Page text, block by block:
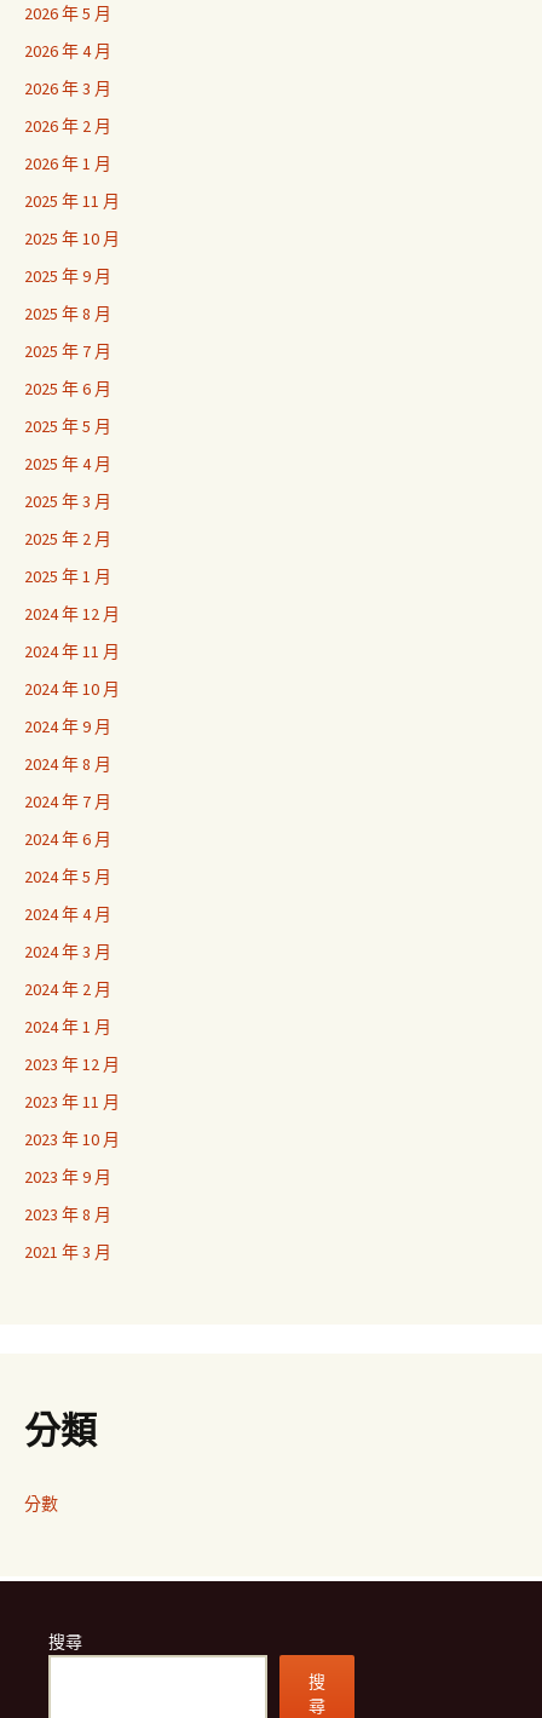
2026 年 5 月
2026 年 4 月
2026 年 3 月
2026 年 2 月
2026 年 1 月
2025 年 11 月
2025 年 10 月
2025 年 9 月
2025 年 8 月
2025 年 7 月
2025 年 6 月
2025 年 5 月
2025 年 4 月
2025 年 3 月
2025 年 2 月
2025 年 1 月
2024 年 12 月
2024 年 11 月
2024 年 10 月
2024 年 9 月
2024 年 8 月
2024 年 7 月
2024 年 6 月
2024 年 5 月
2024 年 4 月
2024 年 3 月
2024 年 2 月
2024 年 1 月
2023 年 12 月
2023 年 11 月
2023 年 10 月
2023 年 9 月
2023 年 8 月
2021 年 3 月
分類
分數
搜尋
搜
尋